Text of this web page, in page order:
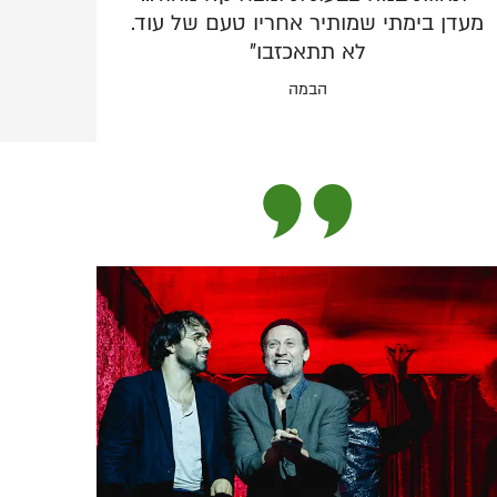
מעדן בימתי שמותיר אחריו טעם של עוד.
לא תתאכזבו"
הבמה